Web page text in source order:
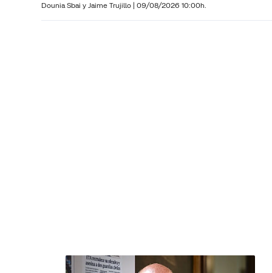
Dounia Sbai y Jaime Trujillo | 09/08/2026 10:00h.